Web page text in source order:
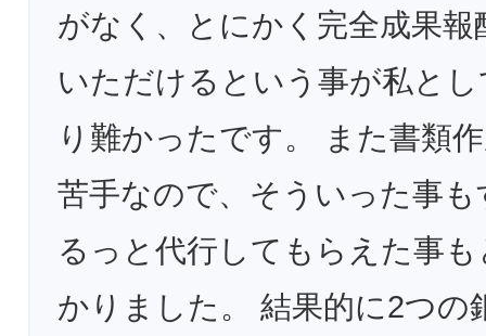
がなく、とにかく完全成果報
いただけるという事が私と
り難かったです。 また書類
苦手なので、そういった事も
るっと代行してもらえた事
かりました。 結果的に2つの